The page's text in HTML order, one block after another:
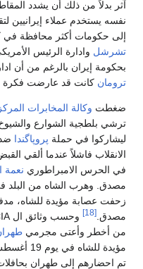
آثر بدلاً من ذلك أن يشدد
نفسه يستخدم عملاء
إلى حكومات أكثر محافظة في
تشرشل وادارة الرئيس
بحكومة إيران بالرغم من أن
ترومان كانت قد عارضت فكرة
ضغطت وكالة المخابرات
ترشي بلطجية الشوارع
ليشاركوا في حملة پروپاگندا
في الحرس الامبراطوري نعمة
مصدق. [18]
من أخطر وأعتى مجرمي
تم احضارهم إلى طهران